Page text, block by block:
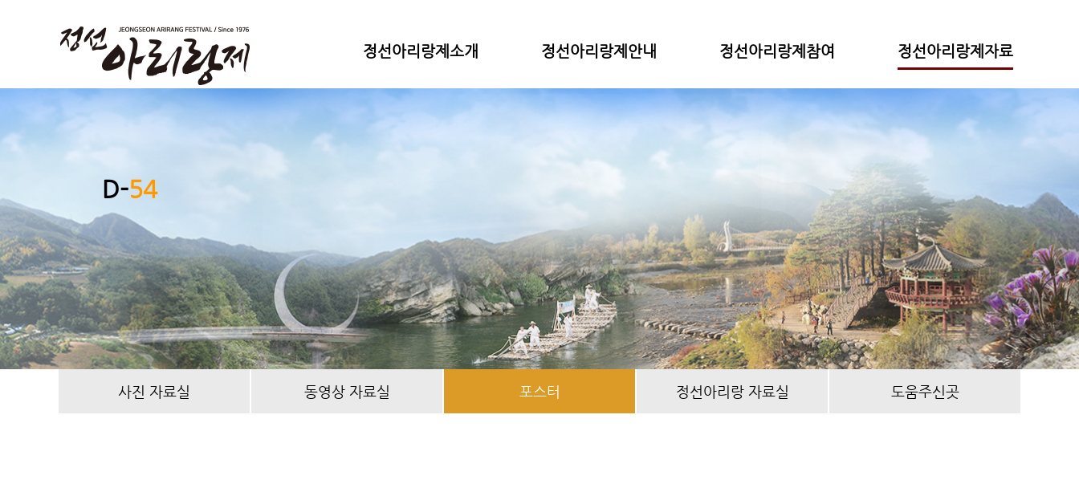
정선아리랑제소개 정선아리랑제안내 정선아리랑제참여 정선아리랑제자료
D-54
사진 자료실 동영상 자료실 포스터 정선아리랑 자료실 도움주신곳